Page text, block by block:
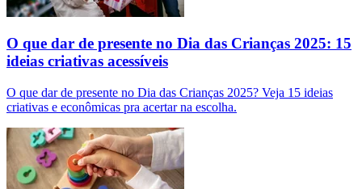
O que dar de presente no Dia das Crianças 2025: 15
ideias criativas acessíveis
O que dar de presente no Dia das Crianças 2025? Veja 15 ideias
criativas e econômicas pra acertar na escolha.